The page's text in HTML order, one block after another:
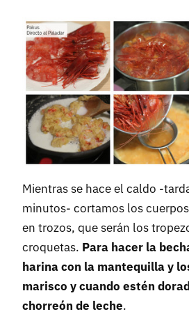
Mientras se hace el caldo -
minutos- cortamos los
en trozos, que serán los
croquetas. Para hacer la
harina con la mantequilla y
marisco y cuando estén
chorreón de leche.